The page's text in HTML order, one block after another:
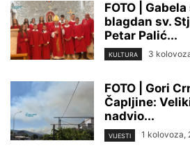
FOTO |
blagdan sv.
Petar Palić...
KULTURA 3
FOTO | Gori
Čapljine:
nadvio...
VIJESTI 1 kolovoza,